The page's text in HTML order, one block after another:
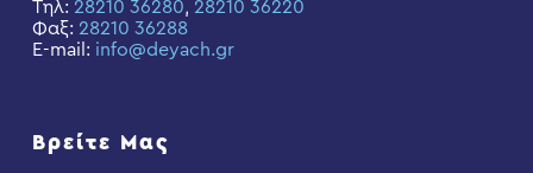
Τηλ: 28210 36280, 28210 36220
Φαξ: 28210 36288
E-mail: info@deyach.gr
Βρείτε Μας